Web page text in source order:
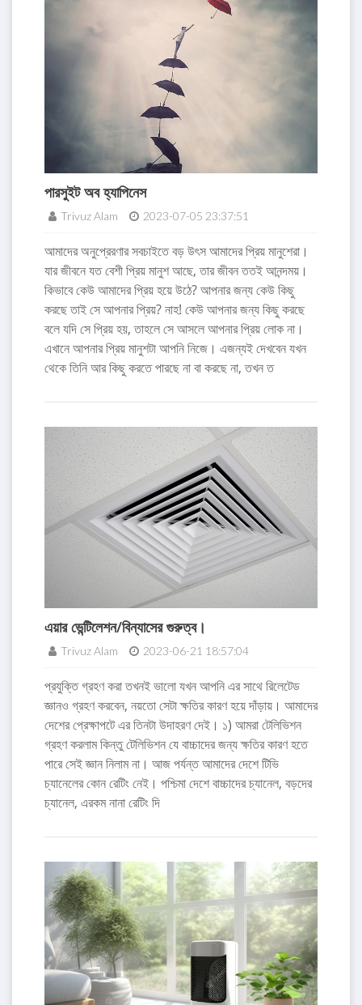
পারসুইট অব হ্যাপিনেস
Trivuz Alam 2023-07-05 23:37:51
আমাদের অনুপ্রেরণার সবচাইতে বড় উৎস আমাদের প্রিয় মানুশেরা।
যার জীবনে যত বেশী প্রিয় মানুশ আছে, তার জীবন ততই আনন্দময়।
কিভাবে কেউ আমাদের প্রিয় হয়ে উঠে? আপনার জন্য কেউ কিছু
করছে তাই সে আপনার প্রিয়? নাহ! কেউ আপনার জন্য কিছু করছে
বলে যদি সে প্রিয় হয়, তাহলে সে আসলে আপনার প্রিয় লোক না।
এখানে আপনার প্রিয় মানুশটা আপনি নিজে। এজন্যই দেখবেন যখন
থেকে তিনি আর কিছু করতে পারছে না বা করছে না, তখন ত
এয়ার ভেন্টিলেশন/বিন্যাসের গুরুত্ব।
Trivuz Alam 2023-06-21 18:57:04
প্রযুক্তি গ্রহণ করা তখনই ভালো যখন আপনি এর সাথে রিলেটেড
জ্ঞানও গ্রহণ করবেন, নয়তো সেটা ক্ষতির কারণ হয়ে দাঁড়ায়। আমাদের
দেশের প্রেক্ষাপটে এর তিনটা উদাহরণ দেই। ১) আমরা টেলিভিশন
গ্রহণ করলাম কিন্তু টেলিভিশন যে বাচ্চাদের জন্য ক্ষতির কারণ হতে
পারে সেই জ্ঞান নিলাম না। আজ পর্যন্ত আমাদের দেশে টিভি
চ্যানেলের কোন রেটিং নেই। পশ্চিমা দেশে বাচ্চাদের চ্যানেল, বড়দের
চ্যানেল, এরকম নানা রেটিং দি